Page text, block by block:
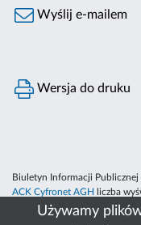
Używamy
Wyślij e-mailem
Wersja do druku
Biuletyn Informacji
ACK Cyfronet AGH
liczba